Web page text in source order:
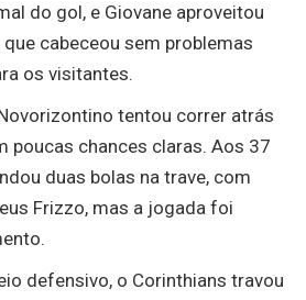
do gol, e Giovane aproveitou
cabeceou sem problemas
os visitantes.
tentou correr atrás
poucas chances claras. Aos 37
duas bolas na trave, com
Frizzo, mas a jogada foi
defensivo, o Corinthians travou